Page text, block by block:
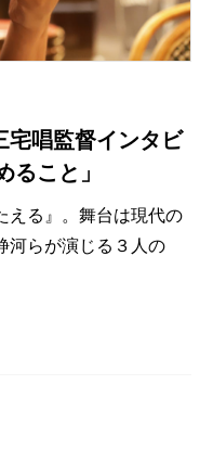
宅唱監督インタビ
ること」
える』。舞台は現代の
河らが演じる３人の